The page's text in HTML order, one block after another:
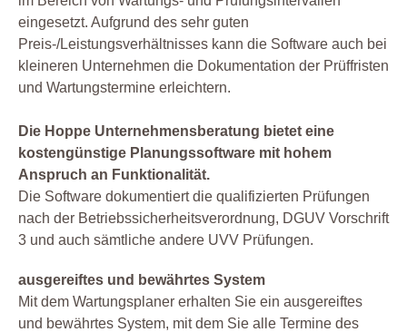
eingesetzt. Aufgrund des sehr guten
Preis-/Leistungsverhältnisses kann die Software auch bei
kleineren Unternehmen die Dokumentation der Prüffristen
und Wartungstermine erleichtern.
Die Hoppe Unternehmensberatung bietet eine
kostengünstige Planungssoftware mit hohem
Anspruch an Funktionalität.
Die Software dokumentiert die qualifizierten Prüfungen
nach der Betriebssicherheitsverordnung, DGUV Vorschrift
3 und auch sämtliche andere UVV Prüfungen.
ausgereiftes und bewährtes System
Mit dem Wartungsplaner erhalten Sie ein ausgereiftes
und bewährtes System, mit dem Sie alle Termine des